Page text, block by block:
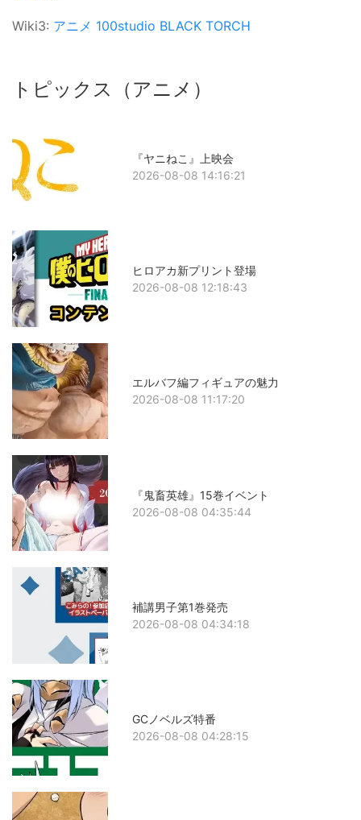
Wiki3: アニメ 100studio BLACK TORCH
トピックス（アニメ）
『ヤニねこ』上映会
2026-08-08 14:16:21
ヒロアカ新プリント登場
2026-08-08 12:18:43
エルバフ編フィギュアの魅力
2026-08-08 11:17:20
『鬼畜英雄』15巻イベント
2026-08-08 04:35:44
補講男子第1巻発売
2026-08-08 04:34:18
GCノベルズ特番
2026-08-08 04:28:15